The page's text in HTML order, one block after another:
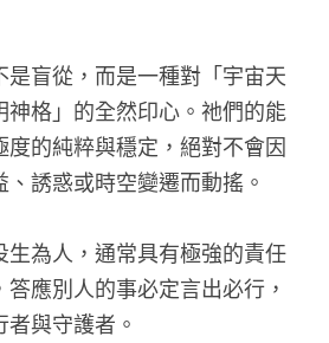
是盲從，而是一種對「宇宙天
神格」的全然印心。祂們的能
度的純粹與穩定，絕對不會因
誘惑或時空變遷而動搖。
生為人，通常具有極強的責任
應別人的事必定言出必行，
與守護者。